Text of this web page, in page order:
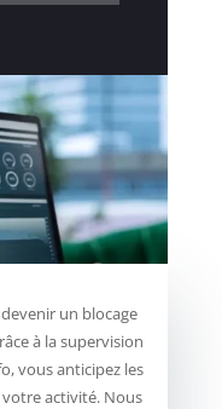
un blocage
à la supervision
vous anticipez les
votre activité. Nous